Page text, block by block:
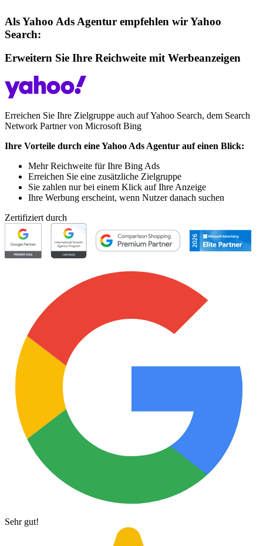
Als Yahoo Ads Agentur empfehlen wir Yahoo
Search:
Erweitern Sie Ihre Reichweite mit Werbeanzeigen
Erreichen Sie Ihre Zielgruppe auch auf Yahoo Search, dem Search
Network Partner von Microsoft Bing
Ihre Vorteile durch eine Yahoo Ads Agentur auf einen Blick:
Mehr Reichweite für Ihre Bing Ads
Erreichen Sie eine zusätzliche Zielgruppe
Sie zahlen nur bei einem Klick auf Ihre Anzeige
Ihre Werbung erscheint, wenn Nutzer danach suchen
Zertifiziert durch
Sehr gut!